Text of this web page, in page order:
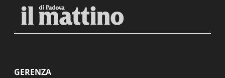
GERENZA